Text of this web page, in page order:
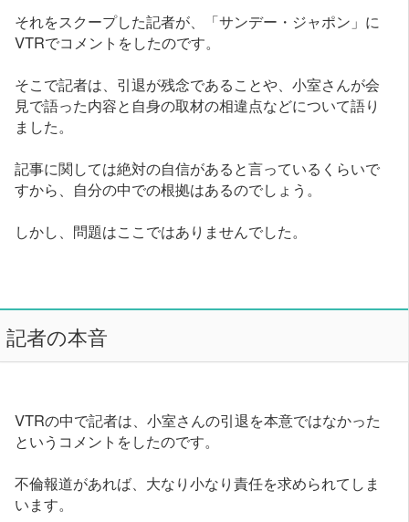
それをスクープした記者が、「サンデー・ジャポン」に
VTRでコメントをしたのです。
そこで記者は、引退が残念であることや、小室さんが会
見で語った内容と自身の取材の相違点などについて語り
ました。
記事に関しては絶対の自信があると言っているくらいで
すから、自分の中での根拠はあるのでしょう。
しかし、問題はここではありませんでした。
記者の本音
VTRの中で記者は、小室さんの引退を本意ではなかった
というコメントをしたのです。
不倫報道があれば、大なり小なり責任を求められてしま
います。